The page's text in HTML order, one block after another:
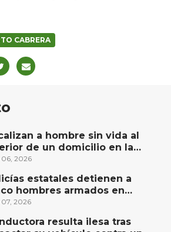
CABRERA
a hombre sin vida al
de un domicilio en la
El Rodeo, San Juan del
2026
estatales detienen a
hombres armados en
capital
2026
resulta ilesa tras